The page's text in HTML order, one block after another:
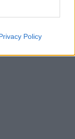
Policy